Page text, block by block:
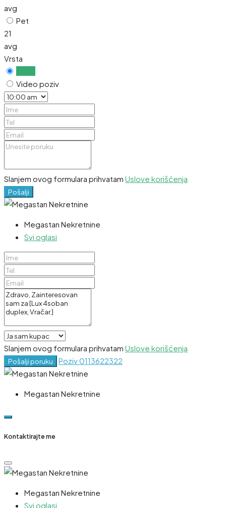
avg
Pet
21
avg
Vrsta
Video poziv
Slanjem ovog formulara prihvatam Uslove korišćenja
Pošalji
Megastan Nekretnine
Svi oglasi
Slanjem ovog formulara prihvatam Uslove korišćenja
Pošalji poruku Poziv0113622322
Megastan Nekretnine
Kontaktirajte me
Megastan Nekretnine
Svi oglasi